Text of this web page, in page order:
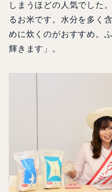
しまうほどの人気でした
るお米です。水分を多く
めに炊くのがおすすめ。
輝きます」。